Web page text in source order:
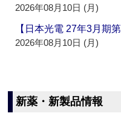
2026年08月10日 (月)
【日本光電 27年3月期
2026年08月10日 (月)
新薬・新製品情報